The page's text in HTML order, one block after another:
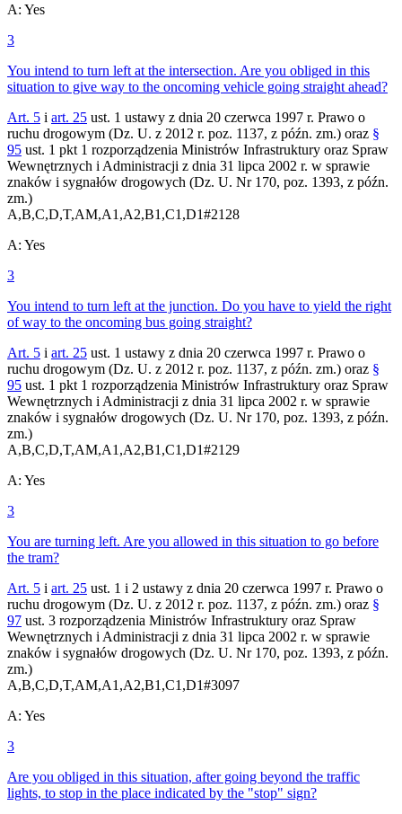
A: Yes
3
You intend to turn left at the intersection. Are you obliged in this
situation to give way to the oncoming vehicle going straight ahead?
Art. 5 i art. 25 ust. 1 ustawy z dnia 20 czerwca 1997 r. Prawo o
ruchu drogowym (Dz. U. z 2012 r. poz. 1137, z późn. zm.) oraz §
95 ust. 1 pkt 1 rozporządzenia Ministrów Infrastruktury oraz Spraw
Wewnętrznych i Administracji z dnia 31 lipca 2002 r. w sprawie
znaków i sygnałów drogowych (Dz. U. Nr 170, poz. 1393, z późn.
zm.)
A,B,C,D,T,AM,A1,A2,B1,C1,D1#2128
A: Yes
3
You intend to turn left at the junction. Do you have to yield the right
of way to the oncoming bus going straight?
Art. 5 i art. 25 ust. 1 ustawy z dnia 20 czerwca 1997 r. Prawo o
ruchu drogowym (Dz. U. z 2012 r. poz. 1137, z późn. zm.) oraz §
95 ust. 1 pkt 1 rozporządzenia Ministrów Infrastruktury oraz Spraw
Wewnętrznych i Administracji z dnia 31 lipca 2002 r. w sprawie
znaków i sygnałów drogowych (Dz. U. Nr 170, poz. 1393, z późn.
zm.)
A,B,C,D,T,AM,A1,A2,B1,C1,D1#2129
A: Yes
3
You are turning left. Are you allowed in this situation to go before
the tram?
Art. 5 i art. 25 ust. 1 i 2 ustawy z dnia 20 czerwca 1997 r. Prawo o
ruchu drogowym (Dz. U. z 2012 r. poz. 1137, z późn. zm.) oraz §
97 ust. 3 rozporządzenia Ministrów Infrastruktury oraz Spraw
Wewnętrznych i Administracji z dnia 31 lipca 2002 r. w sprawie
znaków i sygnałów drogowych (Dz. U. Nr 170, poz. 1393, z późn.
zm.)
A,B,C,D,T,AM,A1,A2,B1,C1,D1#3097
A: Yes
3
Are you obliged in this situation, after going beyond the traffic
lights, to stop in the place indicated by the "stop" sign?